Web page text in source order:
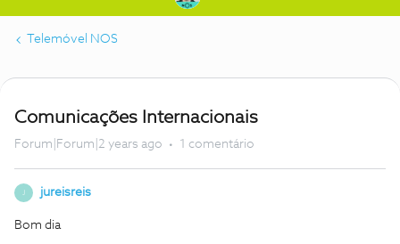
Telemóvel NOS
Comunicações Internacionais
Forum|Forum|2 years ago 1 comentário
jureisreis
Bom dia